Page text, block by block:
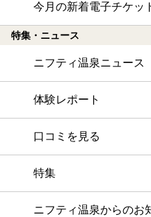
今月の新着電子チケッ
特集・ニュース
ニフティ温泉ニュース
体験レポート
口コミを見る
特集
ニフティ温泉からのお